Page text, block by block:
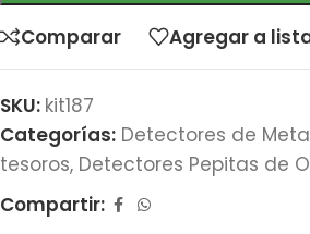
Comparar Agregar a
SKU: kit187
Categorías: Detectores de
tesoros, Detectores Pepitas de
Compartir: